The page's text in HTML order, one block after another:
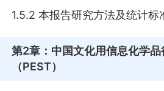
1.5.2 本报告研究方法及统计标
第2章 ：中国文化用信息化学
（PEST）